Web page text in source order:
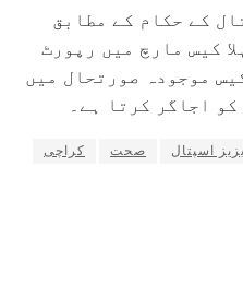
کے حکام کے مطابق
کیس مارچ میں رپورٹ
موجودہ صورتحال میں
اجاگر کرتا ہے۔
اسپتال صحت
کراچی